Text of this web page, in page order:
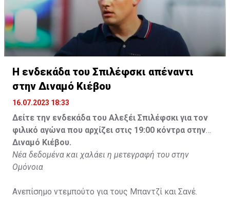
Η ενδεκάδα του Σπιλέφσκι απέναντι
στην Διναμό Κιέβου
16.07.2023 18:33
Δείτε την ενδεκάδα του Αλεξέι Σπιλέφσκι για τον
φιλικό αγώνα που αρχίζει στις 19:00 κόντρα στην
Διναμό Κιέβου.
Νέα δεδομένα και χαλάει η μετεγραφή του στην
Ομόνοια
Ανεπίσημο ντεμπούτο για τους Μπαντζί και Σανέ.